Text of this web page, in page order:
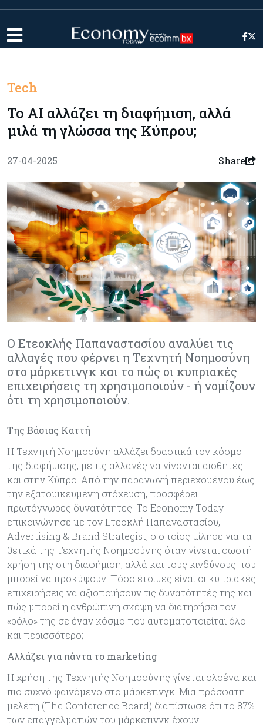
Tech
Το AI αλλάζει τη διαφήμιση, αλλά
μιλά τη γλώσσα της Κύπρου;
27-04-2025 Share
Ο Ετεοκλής Παπαναστασίου αναλύει τις
αλλαγές που φέρνει η Tεχνητή Νοημοσύνη
στο μάρκετινγκ και το πώς οι κυπριακές
επιχειρήσεις τη χρησιμοποιούν - ή νομίζουν
ότι τη χρησιμοποιούν.
Της Βάσιας Καττή
Η Τεχνητή Νοημοσύνη αλλάζει δραστικά τον κόσμο
της διαφήμισης, με τις αλλαγές να γίνονται αισθητές
και στην Κύπρο. Από την παραγωγή περιεχομένου έως
την εξατομικευμένη στόχευση, προσφέρει
πρωτόγνωρες δυνατότητες. Το Economy Today
επικοινώνησε με τον Ετεοκλή Παπαναστασίου,
Advertising & Brand Strategist, ο οποίος μίλησε για τα
θετικά της Τεχνητής Νοημοσύνης όταν γίνεται σωστή
χρήση της στη διαφήμιση, αλλά και τους κινδύνους που
μπορεί να προκύψουν. Πόσο έτοιμες είναι οι κυπριακές
επιχειρήσεις να αξιοποιήσουν τις δυνατότητές της και
πώς μπορεί η ανθρώπινη σκέψη να διατηρήσει τον
«ρόλο» της σε έναν κόσμο που αυτοματοποιείται όλο
και περισσότερο;
Αλλάζει για πάντα το marketing
Η χρήση της Τεχνητής Νοημοσύνης γίνεται ολοένα και
πιο συχνό φαινόμενο στο μάρκετινγκ. Μια πρόσφατη
μελέτη (The Conference Board) διαπίστωσε ότι το 87%
των επαγγελματιών του μάρκετινγκ έχουν